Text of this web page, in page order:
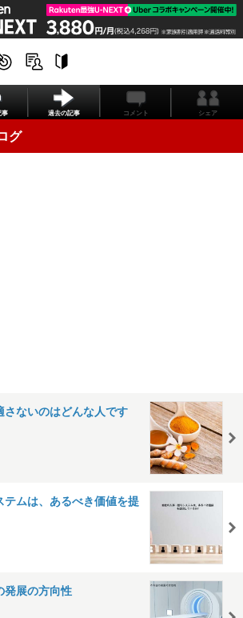
事 過去の記事 コメント シェア
グ
さないのはどんな人です
ムは、あるべき価値を提
発展の方向性